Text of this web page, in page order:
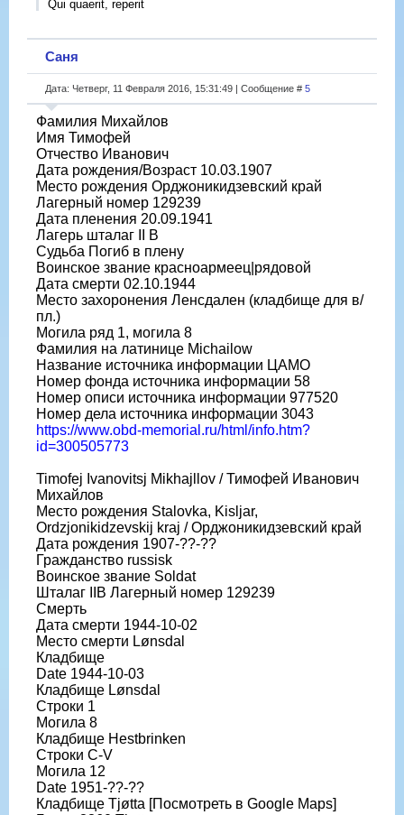
Qui quaerit, reperit
Саня
Дата: Четверг, 11 Февраля 2016, 15:31:49 | Сообщение # 5
Фамилия Михайлов
Имя Тимофей
Отчество Иванович
Дата рождения/Возраст 10.03.1907
Место рождения Орджоникидзевский край
Лагерный номер 129239
Дата пленения 20.09.1941
Лагерь шталаг II B
Судьба Погиб в плену
Воинское звание красноармеец|рядовой
Дата смерти 02.10.1944
Место захоронения Ленсдален (кладбище для в/
пл.)
Могила ряд 1, могила 8
Фамилия на латинице Michailow
Название источника информации ЦАМО
Номер фонда источника информации 58
Номер описи источника информации 977520
Номер дела источника информации 3043
https://www.obd-memorial.ru/html/info.htm?
id=300505773
Timofej Ivanovitsj Mikhajllov / Тимофей Иванович
Михайлов
Место рождения Stalovka, Kisljar,
Ordzjonikidzevskij kraj / Орджоникидзевский край
Дата рождения 1907-??-??
Гражданство russisk
Воинское звание Soldat
Шталаг IIB Лагерный номер 129239
Смерть
Дата смерти 1944-10-02
Место смерти Lønsdal
Кладбище
Date 1944-10-03
Кладбище Lønsdal
Строки 1
Могила 8
Кладбище Hestbrinken
Строки C-V
Могила 12
Date 1951-??-??
Кладбище Tjøtta [Посмотреть в Google Maps]